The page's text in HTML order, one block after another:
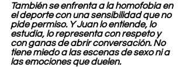
También se enfrenta a la homofobia en
el deporte con una sensibilidad que no
pide permiso. Y Juan lo entiende, lo
estudia, lo representa con respeto y
con ganas de abrir conversación. No
tiene miedo a las escenas de sexo ni a
las emociones que duelen.